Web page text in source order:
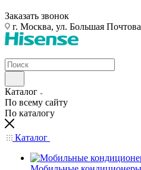
Заказать звонок
г. Москва, ул. Большая
Каталог
По всему сайту
По каталогу
Каталог